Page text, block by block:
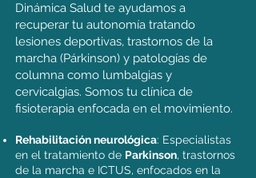
Dinámica Salud te ayudamos a
recuperar tu autonomía tratando
lesiones deportivas, trastornos de la
marcha (Párkinson) y patologías de
columna como lumbalgias y
cervicalgias. Somos tu clínica de
fisioterapia enfocada en el movimiento.
Rehabilitación neurológica: Especialistas
en el tratamiento de Parkinson, trastornos
de la marcha e ICTUS, enfocados en la